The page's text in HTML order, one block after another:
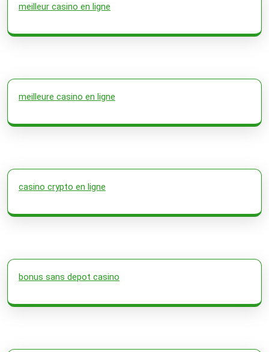
meilleur casino en ligne
meilleure casino en ligne
casino crypto en ligne
bonus sans depot casino